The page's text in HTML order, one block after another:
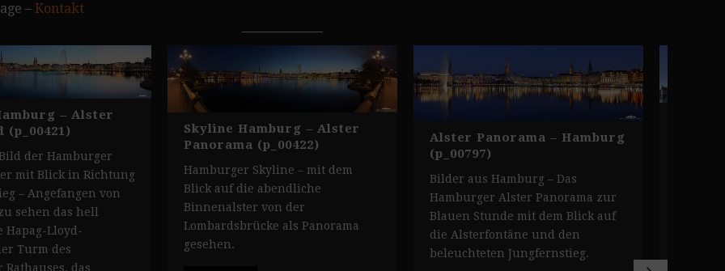
– Kontakt
– Alster
(p_00421)
der Hamburger
mit Blick in Richtung
– Angefangen von
sehen das hell
Hapag-Lloyd-
Turm des
das
Skyline Hamburg – Alster
Panorama (p_00422)
Hamburger Skyline – mit dem
Blick auf die abendliche
Binnenalster von der
Lombardsbrücke als Panorama
gesehen.
Alster Panorama – Hamburg
(p_00797)
Bilder aus Hamburg – Das
Hamburger Alster Panorama zur
Blauen Stunde mit dem Blick auf
die Alsterfontäne und den
beleuchteten Jungfernstieg.